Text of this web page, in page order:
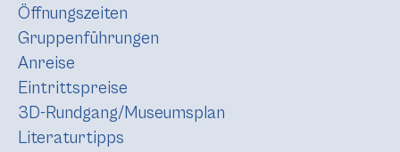
Öffnungszeiten
Gruppenführungen
Anreise
Eintrittspreise
3D-Rundgang/Museumsplan
Literaturtipps